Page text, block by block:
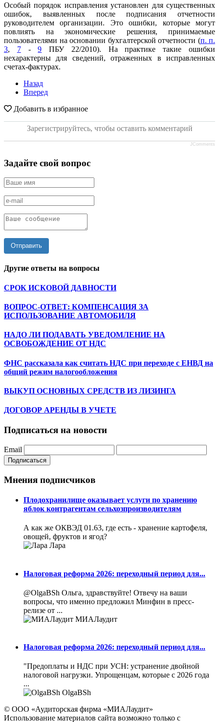
Особый порядок исправления установлен для существенных
ошибок, выявленных после подписания отчетности
руководителем организации. Это ошибки, которые могут
повлиять на экономические решения, принимаемые
пользователями на основании бухгалтерской отчетности (п. п.
3, 7-9 ПБУ 22/2010). На практике такие ошибки
нехарактерны для сведений, отраженных в исправленных
счетах-фактурах.
Назад
Вперед
Добавить в избранное
Зарегистрируйтесь, чтобы оставить комментарий
JComments
Задайте свой вопрос
Отправить
Другие ответы на вопросы
СРОК ИСКОВОЙ ДАВНОСТИ
ВОПРОС-ОТВЕТ: КОМПЕНСАЦИЯ ЗА
ИСПОЛЬЗОВАНИЕ АВТОМОБИЛЯ
НАДО ЛИ ПОДАВАТЬ УВЕДОМЛЕНИЕ НА
ОСВОБОЖДЕНИЕ ОТ НДС
ФНС рассказала как считать НДС при переходе с ЕНВД на
общий режим налогообложения
ВЫКУП ОСНОВНЫХ СРЕДСТВ ИЗ ЛИЗИНГА
ДОГОВОР АРЕНДЫ В УЧЕТЕ
Подписаться на новости
Email
Подписаться
Мнения подписчиков
Плодохранилище оказывает услуги по хранению
яблок контрагентам сельхозпроизводителям
А как же ОКВЭД 01.63, где есть - хранение картофеля,
овощей, фруктов и ягод?
Лара
Налоговая реформа 2026: переходный период для...
@OlgaBSh Ольга, здравствуйте! Отвечу на ваши
вопросы, что именно предложил Минфин в пресс-
релизе от ...
МИАЛаудит
Налоговая реформа 2026: переходный период для...
"Предоплаты и НДС при УСН: устранение двойной
налоговой нагрузки. Упрощенцам, которые с 2026 года
...
OlgaBSh
© ООО «Аудиторская фирма «МИАЛаудит»
Использование материалов сайта возможно только с